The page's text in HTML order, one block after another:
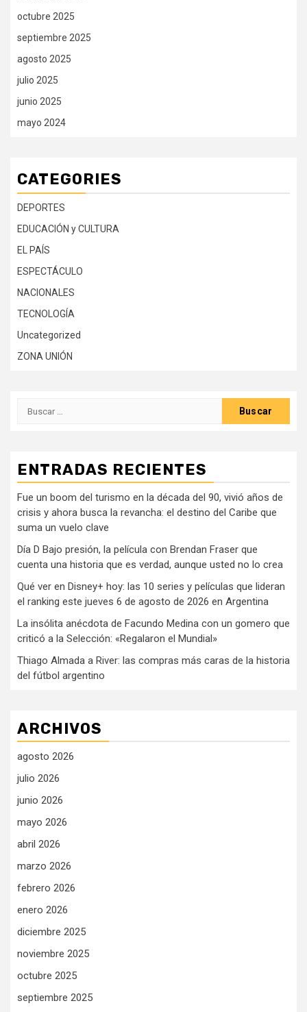
octubre 2025
septiembre 2025
agosto 2025
julio 2025
junio 2025
mayo 2024
CATEGORIES
DEPORTES
EDUCACIÓN y CULTURA
EL PAÍS
ESPECTÁCULO
NACIONALES
TECNOLOGÍA
Uncategorized
ZONA UNIÓN
Buscar:
ENTRADAS RECIENTES
Fue un boom del turismo en la década del 90, vivió años de
crisis y ahora busca la revancha: el destino del Caribe que
suma un vuelo clave
Día D Bajo presión, la película con Brendan Fraser que
cuenta una historia que es verdad, aunque usted no lo crea
Qué ver en Disney+ hoy: las 10 series y películas que lideran
el ranking este jueves 6 de agosto de 2026 en Argentina
La insólita anécdota de Facundo Medina con un gomero que
criticó a la Selección: «Regalaron el Mundial»
Thiago Almada a River: las compras más caras de la historia
del fútbol argentino
ARCHIVOS
agosto 2026
julio 2026
junio 2026
mayo 2026
abril 2026
marzo 2026
febrero 2026
enero 2026
diciembre 2025
noviembre 2025
octubre 2025
septiembre 2025